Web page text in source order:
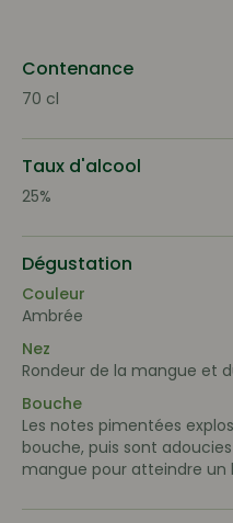
Contenance
70 cl
Taux d'alcool
25%
Dégustation
Couleur
Ambrée
Nez
Rondeur de la mangue et
Bouche
Les notes pimentées
bouche, puis sont
mangue pour atteindre un